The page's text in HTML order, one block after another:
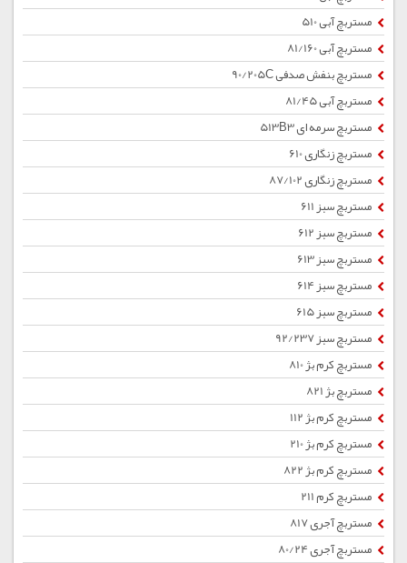
مستربچ آبی 510
مستربچ آبی 81/160
مستربچ بنفش صدفی 90/205C
مستربچ آبی 81/45
مستربچ سرمه ای 513B3
مستربچ زنگاری 610
مستربچ زنگاری 87/102
مستربچ سبز 611
مستربچ سبز 612
مستربچ سبز 613
مستربچ سبز 614
مستربچ سبز 615
مستربچ سبز 92/237
مستربچ کرم بژ 810
مستربچ بژ 821
مستربچ کرم بژ 112
مستربچ کرم بژ 210
مستربچ کرم بژ 822
مستربچ کرم 211
مستربچ آجری 817
مستربچ آجری 80/24